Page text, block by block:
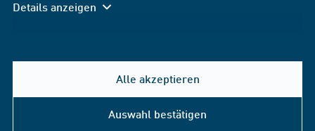
Details anzeigen
Alle akzeptieren
Auswahl bestätigen
Hilfe & Kontakt